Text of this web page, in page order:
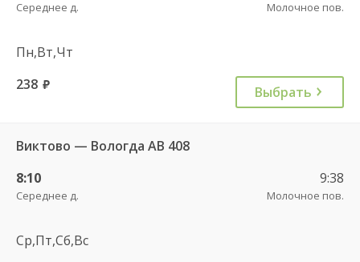
Середнее д. Молочное пов.
Пн,Вт,Чт
238 руб. Выбрать
Виктово — Вологда АВ 408
8:10
Середнее д.
9:38
Молочное пов.
Ср,Пт,Сб,Вс